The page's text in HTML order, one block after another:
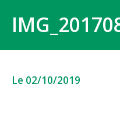
Le 02/10/2019